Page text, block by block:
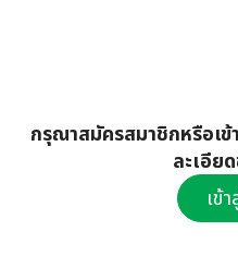
กรุณาสมัครสมาชิกหรือเข้
ละเอีย
เข้